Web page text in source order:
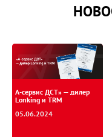
А-сервис ДСТ» — дилер
Lonking и TRM
05.06.2024